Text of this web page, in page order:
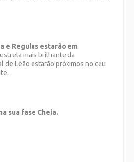
e Regulus estarão em
mais brilhante da
de Leão estarão próximos no céu
sua fase Cheia.